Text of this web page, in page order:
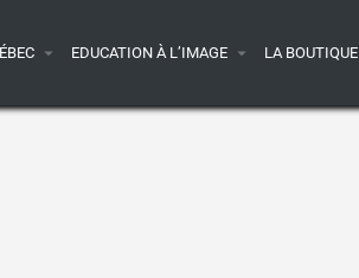
EDUCATION À L’IMAGE LA BOUTIQUE